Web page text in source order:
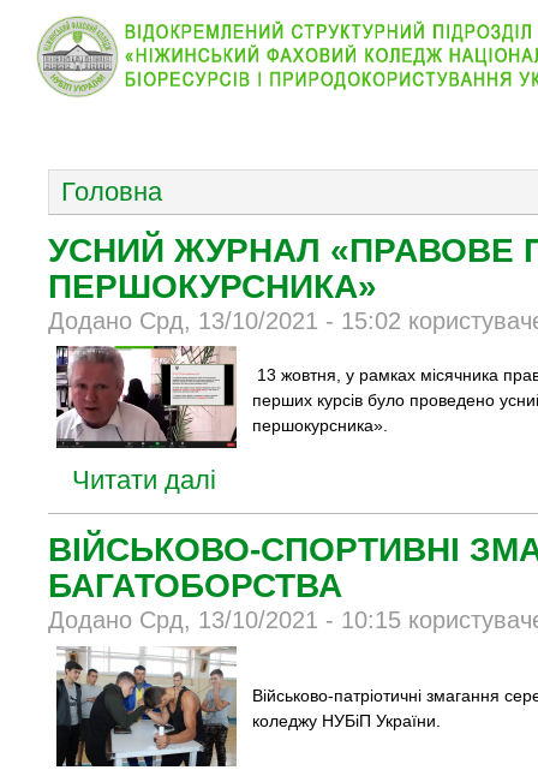
Головна
УСНИЙ ЖУРНАЛ «ПРАВОВЕ
ПЕРШОКУРСНИКА»
Додано Срд, 13/10/2021 - 15:02
13 жовтня, у рамках місячника
перших курсів було проведено
першокурсника».
Читати далі
ВІЙСЬКОВО-СПОРТИВНІ
БАГАТОБОРСТВА
Додано Срд, 13/10/2021 - 10:15
Військово-патріотичні змагання
коледжу НУБіП України.